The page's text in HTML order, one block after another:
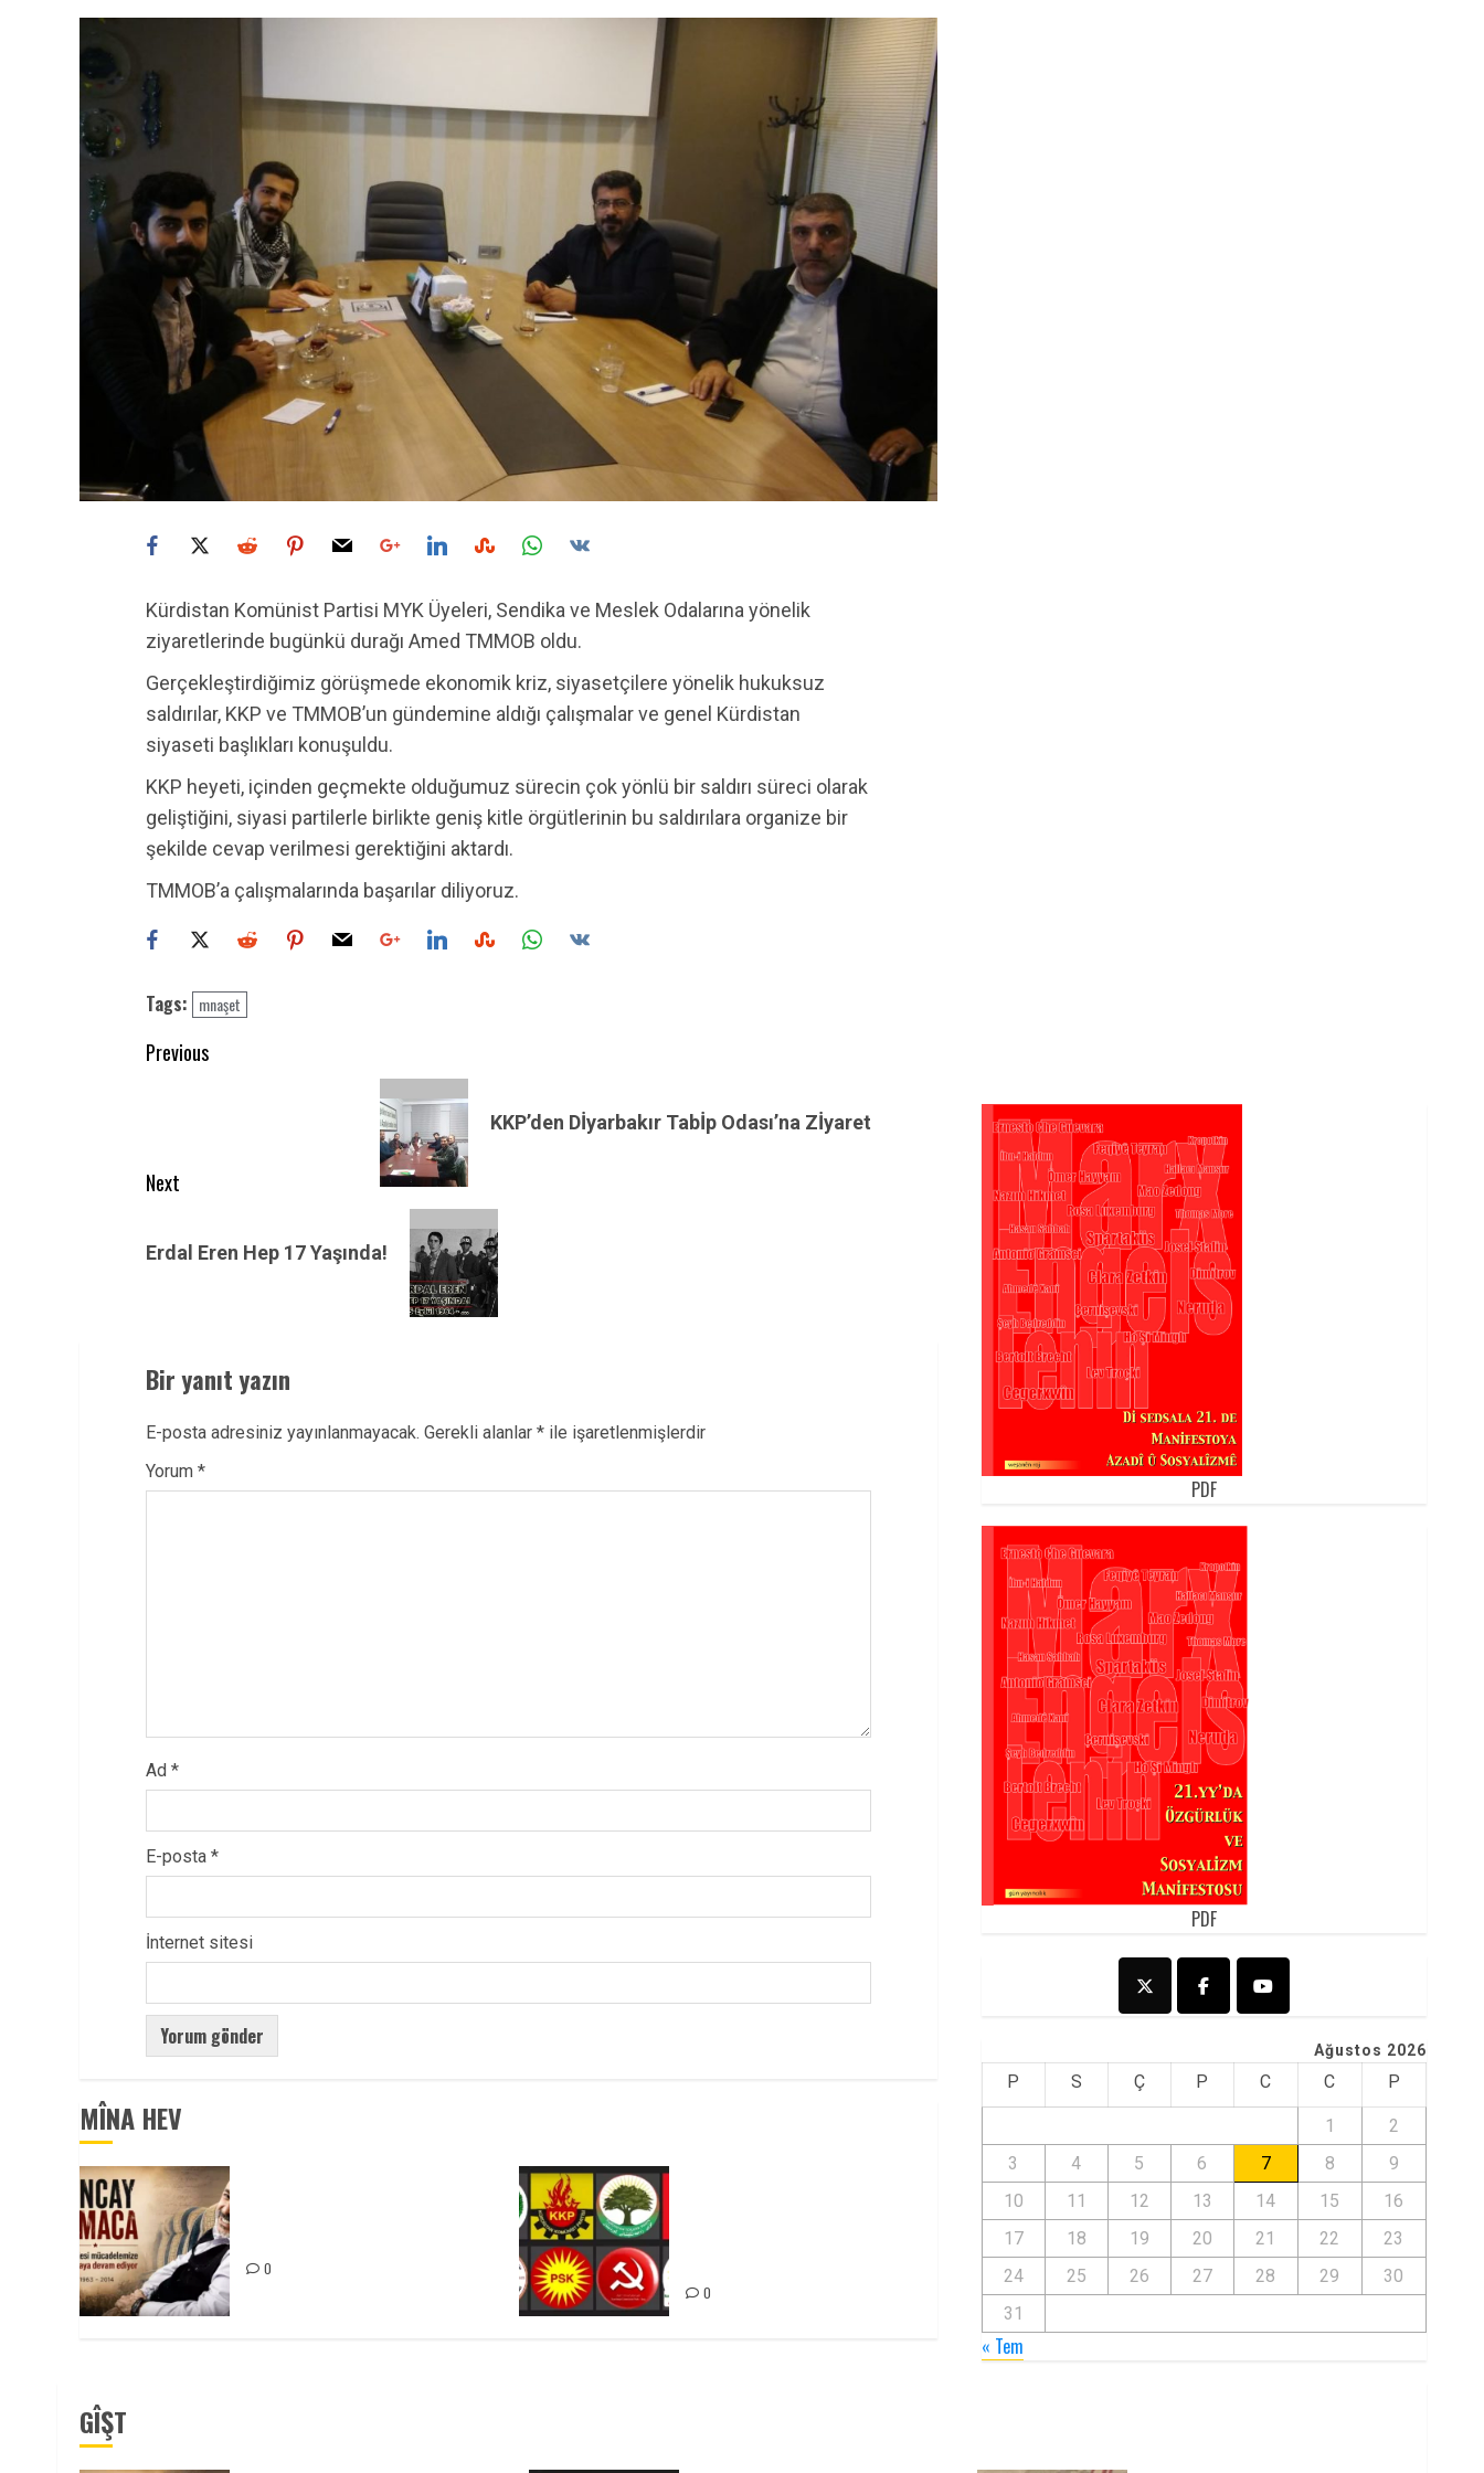
Kürdistan Komünist Partisi MYK Üyeleri, Sendika ve Meslek Odalarına yönelik
ziyaretlerinde bugünkü durağı Amed TMMOB oldu.
Gerçekleştirdiğimiz görüşmede ekonomik kriz, siyasetçilere yönelik hukuksuz
saldırılar, KKP ve TMMOB’un gündemine aldığı çalışmalar ve genel Kürdistan
siyaseti başlıkları konuşuldu.
KKP heyeti, içinden geçmekte olduğumuz sürecin çok yönlü bir saldırı süreci olarak
geliştiğini, siyasi partilerle birlikte geniş kitle örgütlerinin bu saldırılara organize bir
şekilde cevap verilmesi gerektiğini aktardı.
TMMOB’a çalışmalarında başarılar diliyoruz.
Tags: mnaşet
Post
Previous
KKP’den Dİyarbakır Tabİp Odası’na Zİyaret
Next
post:
Erdal Eren Hep 17 Yaşında!
Bir yanıt yazın
E-posta adresiniz yayınlanmayacak. Gerekli alanlar * ile işaretlenmişlerdir
Yorum *
Ad *
E-posta *
İnternet sitesi
MÎNA HEV
0
0
PDF
PDF
Ağustos 2026
P S Ç P C C P
1
2
3
4 5 6 7 8
9
10
11 12 13 14 15
16
17
18 19 20 21 22
23
24
25 26 27 28 29
30
31
« Tem
GÎŞT